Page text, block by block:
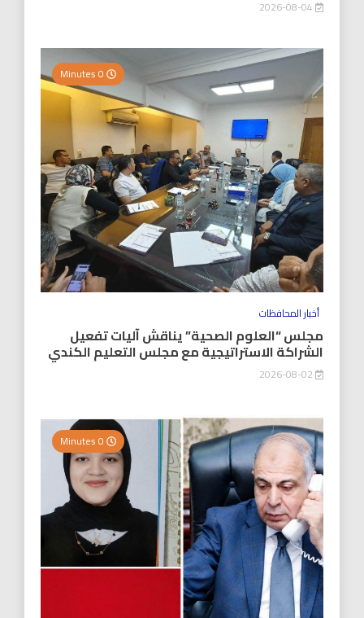
أخبار المحافظات
مجلس “العلوم الصحية” يناقش آليات تفعيل
الشراكة الاستراتيجية مع مجلس التعليم الكندي